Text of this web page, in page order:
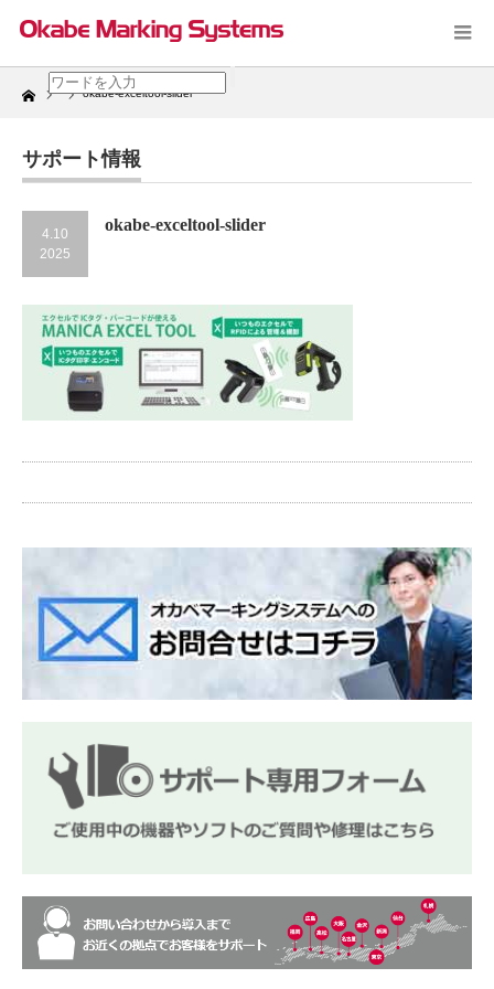
Home okabe-exceltool-slider
サポート情報
4.10
2025
okabe-exceltool-slider